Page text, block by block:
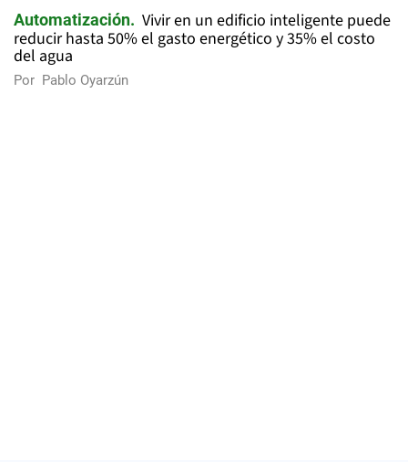
Automatización
Vivir en un edificio inteligente puede
reducir hasta 50% el gasto energético y 35% el costo
del agua
Por Pablo Oyarzún